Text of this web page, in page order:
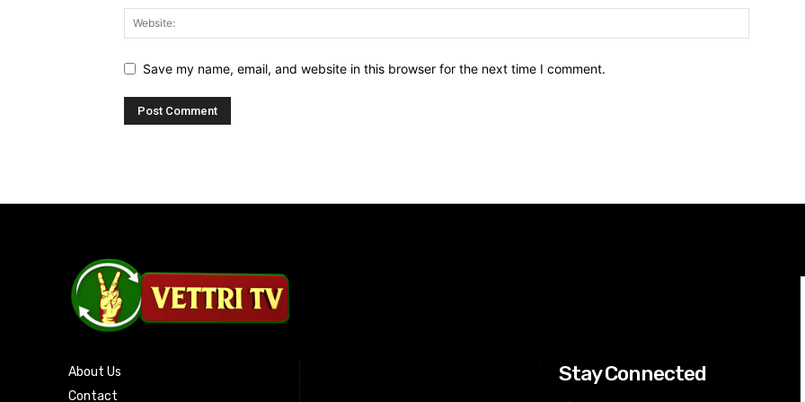
Save my name, email, and website in this browser for the next time I comment.
About Us
Contact
Stay Connected